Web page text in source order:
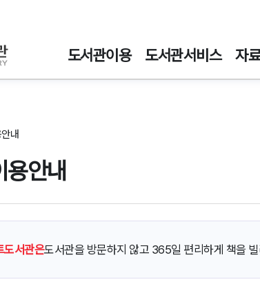
도서관이용 도서관서비스 자
내
안내
도서관은도서관을 방문하지 않고 365일 편리하게 책을